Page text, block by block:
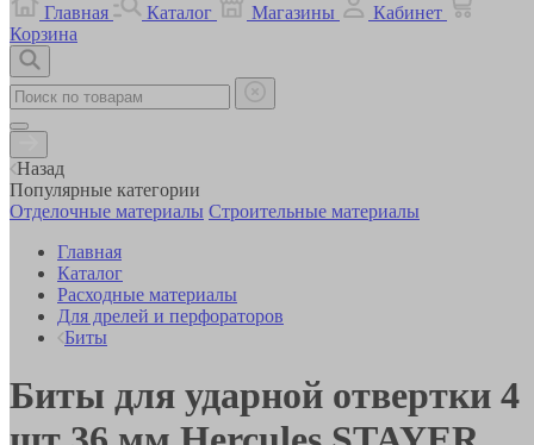
Главная
Каталог Магазины
Кабинет
Корзина
Назад
Популярные категории
Отделочные материалы Строительные материалы
Главная
Каталог
Расходные материалы
Для дрелей и перфораторов
Биты
Биты для ударной отвертки 4